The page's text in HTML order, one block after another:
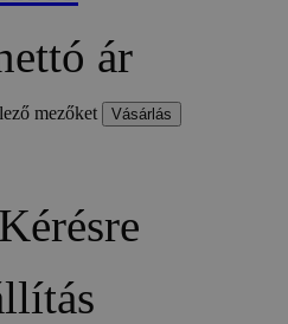
ár
mezőket
Kérésre